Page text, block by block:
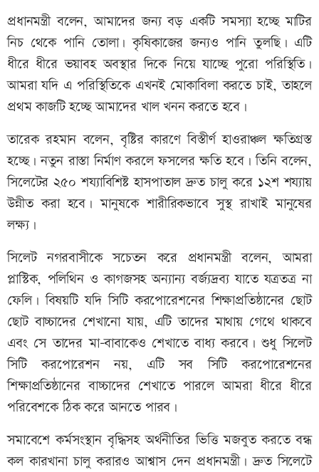
প্রধানমন্ত্রী বলেন, আমাদের জন্য বড় একটি সমস্যা হচ্ছে মাটির
নিচ থেকে পানি তোলা। কৃষিকাজের জন্যও পানি তুলছি। এটি
ধীরে ধীরে ভয়াবহ অবস্থার দিকে নিয়ে যাচ্ছে পুরো পরিস্থিতি।
আমরা যদি এ পরিস্থিতিকে এখনই মোকাবিলা করতে চাই, তাহলে
প্রথম কাজটি হচ্ছে আমাদের খাল খনন করতে হবে।
তারেক রহমান বলেন, বৃষ্টির কারণে বিস্তীর্ণ হাওরাঞ্চল ক্ষতিগ্রস্ত
হচ্ছে। নতুন রাস্তা নির্মাণ করলে ফসলের ক্ষতি হবে। তিনি বলেন,
সিলেটের ২৫০ শয্যাবিশিষ্ট হাসপাতাল দ্রুত চালু করে ১২শ শয্যায়
উন্নীত করা হবে। মানুষকে শারীরিকভাবে সুস্থ রাখাই মানুষের
লক্ষ্য।
সিলেট নগরবাসীকে সচেতন করে প্রধানমন্ত্রী বলেন, আমরা
প্লাস্টিক, পলিথিন ও কাগজসহ অন্যান্য বর্জ্যদ্রব্য যাতে যত্রতত্র না
ফেলি। বিষয়টি যদি সিটি করপোরেশনের শিক্ষাপ্রতিষ্ঠানের ছোট
ছোট বাচ্চাদের শেখানো যায়, এটি তাদের মাথায় গেথে থাকবে
এবং সে তাদের মা-বাবাকেও শেখাতে বাধ্য করবে। শুধু সিলেট
সিটি করপোরেশন নয়, এটি সব সিটি করপোরেশনের
শিক্ষাপ্রতিষ্ঠানের বাচ্চাদের শেখাতে পারলে আমরা ধীরে ধীরে
পরিবেশকে ঠিক করে আনতে পারব।
সমাবেশে কর্মসংস্থান বৃদ্ধিসহ অর্থনীতির ভিত্তি মজবুত করতে বন্ধ
কল কারখানা চালু করারও আশ্বাস দেন প্রধানমন্ত্রী। দ্রুত সিলেটে